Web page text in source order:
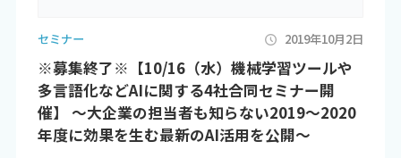
セミナー 2019年10月2日
※募集終了※【10/16（水）機械学習ツールや
多言語化などAIに関する4社合同セミナー開
催】 ～大企業の担当者も知らない2019～2020
年度に効果を生む最新のAI活用を公開～